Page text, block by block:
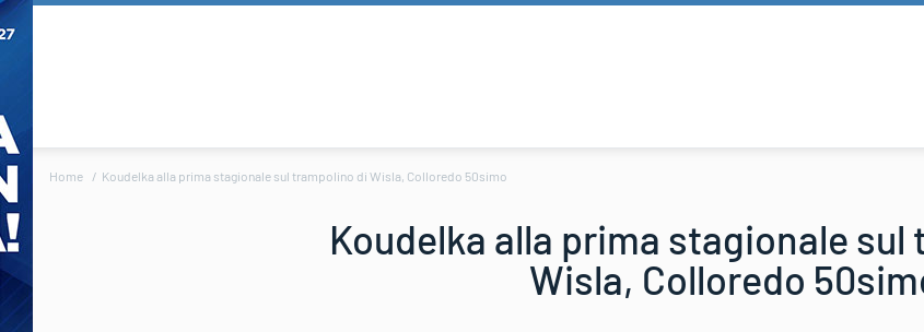
Home Koudelka alla prima stagionale sul trampolino di Wisla, Colloredo 50simo
Koudelka alla prima stagionale sul
Wisla, Colloredo